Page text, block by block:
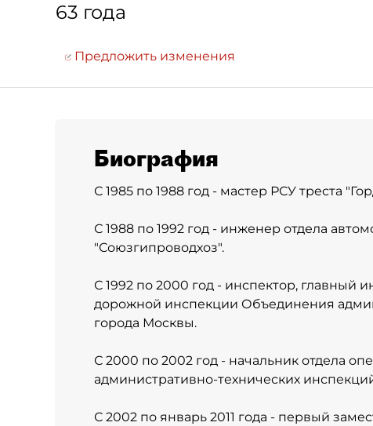
63 года
Предложить изменения
Биография
С 1985 по 1988 год - мастер РСУ треста
С 1988 по 1992 год - инженер отдела
"Союзгипроводхоз".
С 1992 по 2000 год - инспектор, главный
дорожной инспекции Объединения
города Москвы.
С 2000 по 2002 год - начальник отдела
административно-технических
С 2002 по январь 2011 года - первый